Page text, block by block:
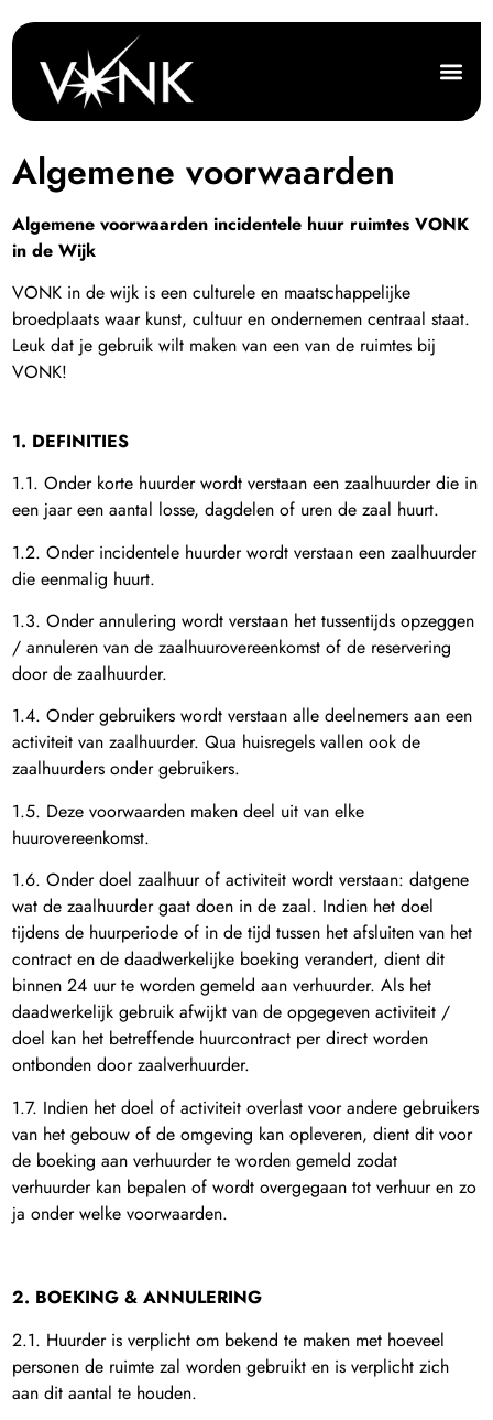
Algemene voorwaarden
Algemene voorwaarden incidentele huur ruimtes VONK
in de Wijk
VONK in de wijk is een culturele en maatschappelijke
broedplaats waar kunst, cultuur en ondernemen centraal staat.
Leuk dat je gebruik wilt maken van een van de ruimtes bij
VONK!
1. DEFINITIES
1.1. Onder korte huurder wordt verstaan een zaalhuurder die in
een jaar een aantal losse, dagdelen of uren de zaal huurt.
1.2. Onder incidentele huurder wordt verstaan een zaalhuurder
die eenmalig huurt.
1.3. Onder annulering wordt verstaan het tussentijds opzeggen
/ annuleren van de zaalhuurovereenkomst of de reservering
door de zaalhuurder.
1.4. Onder gebruikers wordt verstaan alle deelnemers aan een
activiteit van zaalhuurder. Qua huisregels vallen ook de
zaalhuurders onder gebruikers.
1.5. Deze voorwaarden maken deel uit van elke
huurovereenkomst.
1.6. Onder doel zaalhuur of activiteit wordt verstaan: datgene
wat de zaalhuurder gaat doen in de zaal. Indien het doel
tijdens de huurperiode of in de tijd tussen het afsluiten van het
contract en de daadwerkelijke boeking verandert, dient dit
binnen 24 uur te worden gemeld aan verhuurder. Als het
daadwerkelijk gebruik afwijkt van de opgegeven activiteit /
doel kan het betreffende huurcontract per direct worden
ontbonden door zaalverhuurder.
1.7. Indien het doel of activiteit overlast voor andere gebruikers
van het gebouw of de omgeving kan opleveren, dient dit voor
de boeking aan verhuurder te worden gemeld zodat
verhuurder kan bepalen of wordt overgegaan tot verhuur en zo
ja onder welke voorwaarden.
2. BOEKING & ANNULERING
2.1. Huurder is verplicht om bekend te maken met hoeveel
personen de ruimte zal worden gebruikt en is verplicht zich
aan dit aantal te houden.